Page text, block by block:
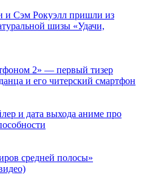
и Сэм Рокуэлл пришли из
шизы «Удачи,
2» — первый тизер
и его читерский смартфон
и дата выхода аниме про
средней полосы»